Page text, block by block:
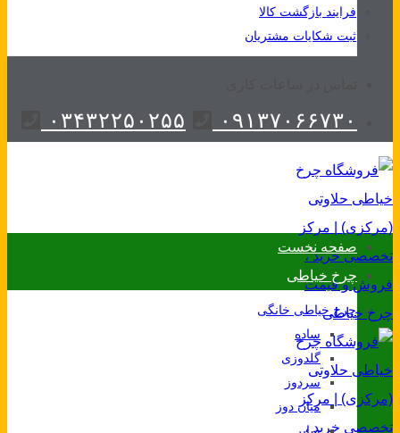
فرایند بازگشت کالا
ثبت شکایات مشتریان
۰۹۱۳۷۰۶۶۷۳۰ ۰۳۴۳۲۲۵۰۲۵۵
صفحه نخست
چرخ خیاطی
چرخ خیاطی خانگی
ساده
گلدوزی
سردوز
میان دوز